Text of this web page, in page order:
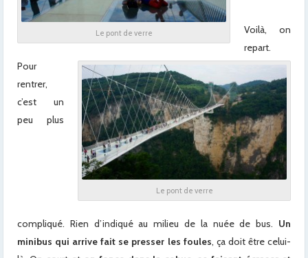
Le pont de verre
Le pont de verre
Voilà, on
repart.
Pour
rentrer,
c’est un
peu plus
compliqué. Rien d’indiqué au milieu de la nuée de bus. Un
minibus qui arrive fait se presser les foules, ça doit être celui-